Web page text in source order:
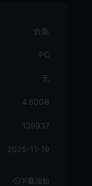
合集
PC
无
4.60GB
139937
2025-11-19
下载须知